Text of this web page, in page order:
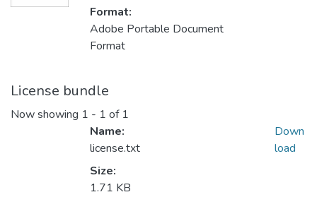
Format:
Adobe Portable Document
Format
License bundle
Now showing 1 - 1 of 1
Name:
license.txt
Size:
1.71 KB
Down
load